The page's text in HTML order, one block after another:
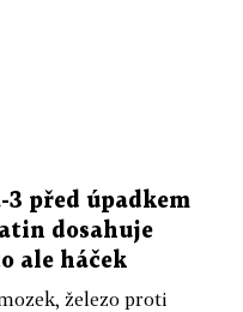
3 před úpadkem
dosahuje
ale háček
železo proti